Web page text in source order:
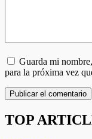
Guarda mi
para la próxima vez
TOP